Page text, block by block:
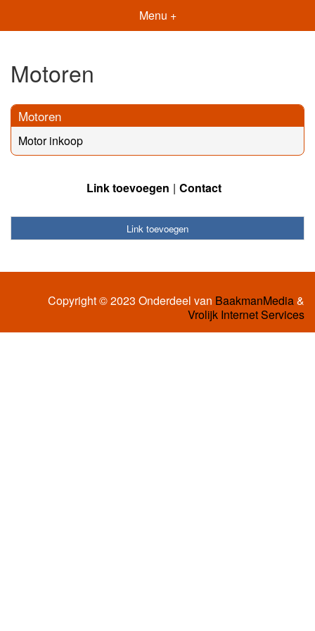
Menu +
Motoren
Motoren
Motor inkoop
Link toevoegen Contact
Link toevoegen
Copyright © 2023 Onderdeel van BaakmanMedia&
Vrolijk Internet Services